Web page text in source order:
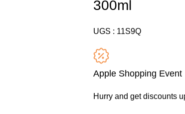
300ml
UGS : 11S9Q
Apple Shopping Event
Hurry and get discounts